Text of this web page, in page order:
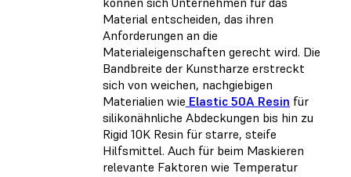
Material entscheiden, das ihren
Anforderungen an die
Materialeigenschaften gerecht wird. Die
Bandbreite der Kunstharze erstreckt
sich von weichen, nachgiebigen
Materialien wie Elastic 50A Resin für
silikonähnliche Abdeckungen bis hin zu
Rigid 10K Resin für starre, steife
Hilfsmittel. Auch für beim Maskieren
relevante Faktoren wie Temperatur